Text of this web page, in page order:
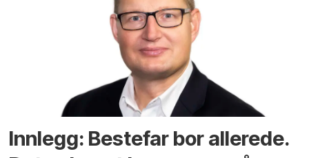
Innlegg: Bestefar bor allerede.